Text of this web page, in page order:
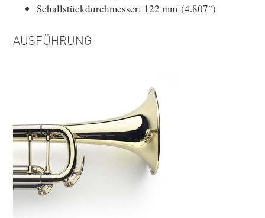
Schallstückdurchmesser: 122 mm (4.807″)
AUSFÜHRUNG